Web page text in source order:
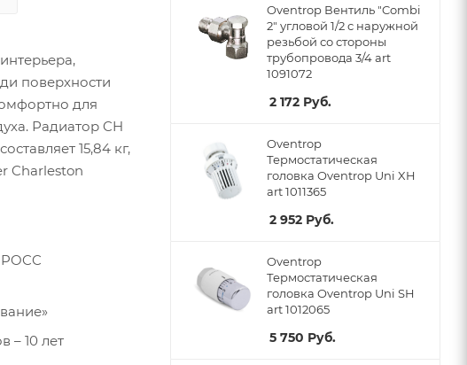
поверхности
для
Радиатор CH
15,84 кг,
Charleston
– 10 лет
Oventrop Вентиль "Combi
2" угловой 1/2 с наружной
резьбой со стороны
трубопровода 3/4 art
1091072
2 172 Руб.
Oventrop
Термостатическая
головка Oventrop Uni XH
art 1011365
2 952 Руб.
Oventrop
Термостатическая
головка Oventrop Uni SH
art 1012065
5 750 Руб.